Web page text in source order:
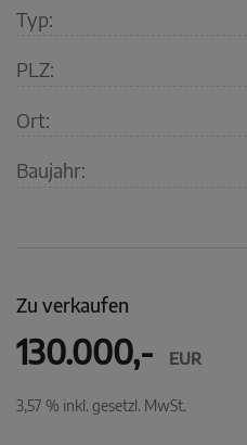
Typ:
PLZ:
Ort:
Baujahr:
Zu verkaufen
130.000,- EUR
3,57 % inkl. gesetzl. MwSt.